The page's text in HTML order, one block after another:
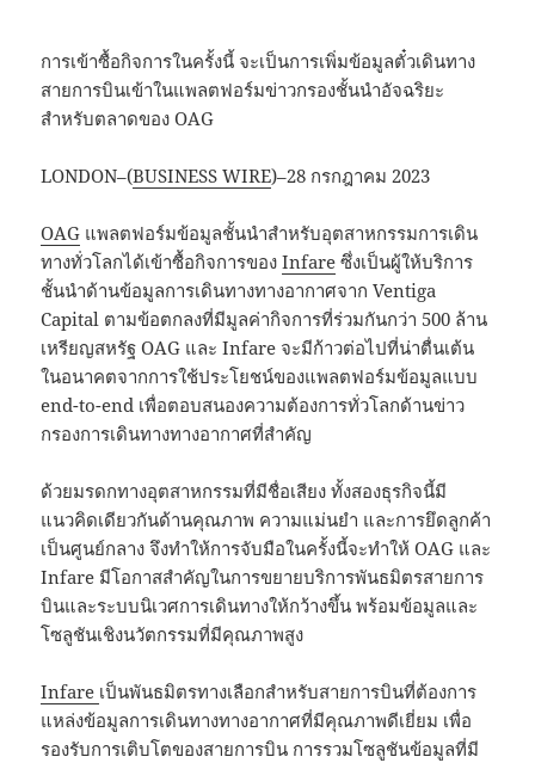
การเข้าซื้อกิจการในครั้งนี้ จะเป็นการเพิ่มข้อมูลตั๋วเดินทาง
สายการบินเข้าในแพลตฟอร์มข่าวกรองชั้นนำอัจฉริยะ
สำหรับตลาดของ OAG
LONDON–(BUSINESS WIRE)–28 กรกฎาคม 2023
OAG แพลตฟอร์มข้อมูลชั้นนำสำหรับอุตสาหกรรมการเดิน
ทางทั่วโลกได้เข้าซื้อกิจการของInfare ซึ่งเป็นผู้ให้บริการ
ชั้นนำด้านข้อมูลการเดินทางทางอากาศจาก Ventiga
Capital ตามข้อตกลงที่มีมูลค่ากิจการที่ร่วมกันกว่า 500 ล้าน
เหรียญสหรัฐ OAG และ Infare จะมีก้าวต่อไปที่น่าตื่นเต้น
ในอนาคตจากการใช้ประโยชน์ของแพลตฟอร์มข้อมูลแบบ
end-to-end เพื่อตอบสนองความต้องการทั่วโลกด้านข่าว
กรองการเดินทางทางอากาศที่สำคัญ
ด้วยมรดกทางอุตสาหกรรมที่มีชื่อเสียง ทั้งสองธุรกิจนี้มี
แนวคิดเดียวกันด้านคุณภาพ ความแม่นยำ และการยึดลูกค้า
เป็นศูนย์กลาง จึงทำให้การจับมือในครั้งนี้จะทำให้ OAG และ
Infare มีโอกาสสำคัญในการขยายบริการพันธมิตรสายการ
บินและระบบนิเวศการเดินทางให้กว้างขึ้น พร้อมข้อมูลและ
โซลูชันเชิงนวัตกรรมที่มีคุณภาพสูง
Infare เป็นพันธมิตรทางเลือกสำหรับสายการบินที่ต้องการ
แหล่งข้อมูลการเดินทางทางอากาศที่มีคุณภาพดีเยี่ยม เพื่อ
รองรับการเติบโตของสายการบิน การรวมโซลูชันข้อมูลที่มี